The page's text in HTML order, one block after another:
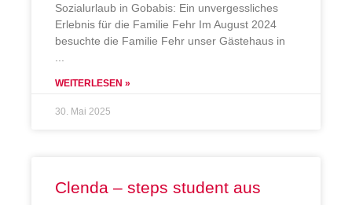
Sozialurlaub in Gobabis: Ein unvergessliches
Erlebnis für die Familie Fehr Im August 2024
besuchte die Familie Fehr unser Gästehaus in
WEITERLESEN »
30. Mai 2025
Clenda – steps student aus